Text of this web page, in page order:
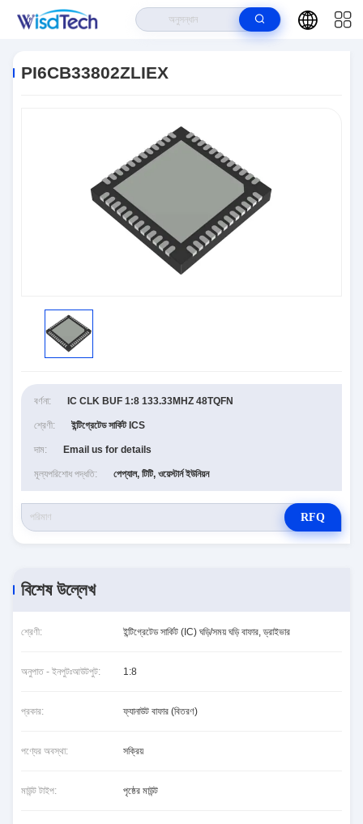
PI6CB33802ZLIEX
বর্ণনা: IC CLK BUF 1:8 133.33MHZ 48TQFN
শ্রেণী: ইন্টিগ্রেটেড সার্কিট ICS
দাম: Email us for details
মূল্যপরিশোধ পদ্ধতি: পেপ্যাল, টিটি, ওয়েস্টার্ন ইউনিয়ন
RFQ
বিশেষ উল্লেখ
শ্রেণী: ইন্টিগ্রেটেড সার্কিট (IC) ঘড়ি/সময় ঘড়ি বাফার, ড্রাইভার
অনুপাত - ইনপুটঃআউটপুট: 1:8
প্রকার: ফ্যানাউট বাফার (বিতরণ)
পণ্যের অবস্থা: সক্রিয়
মাউন্ট টাইপ: পৃষ্ঠের মাউন্ট